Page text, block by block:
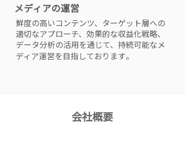
メディアの運営
鮮度の高いコンテンツ、ターゲット層への
適切なアプローチ、効果的な収益化戦略、
データ分析の活用を通じて、持続可能なメ
ディア運営を目指しております。
会社概要